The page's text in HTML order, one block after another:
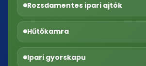
Rozsdamentes ipari ajtók
Hűtőkamra
Ipari gyorskapu